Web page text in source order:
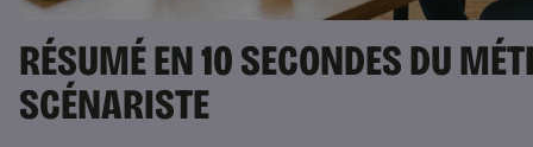
RÉSUMÉ EN 10 SECONDES DU
SCÉNARISTE